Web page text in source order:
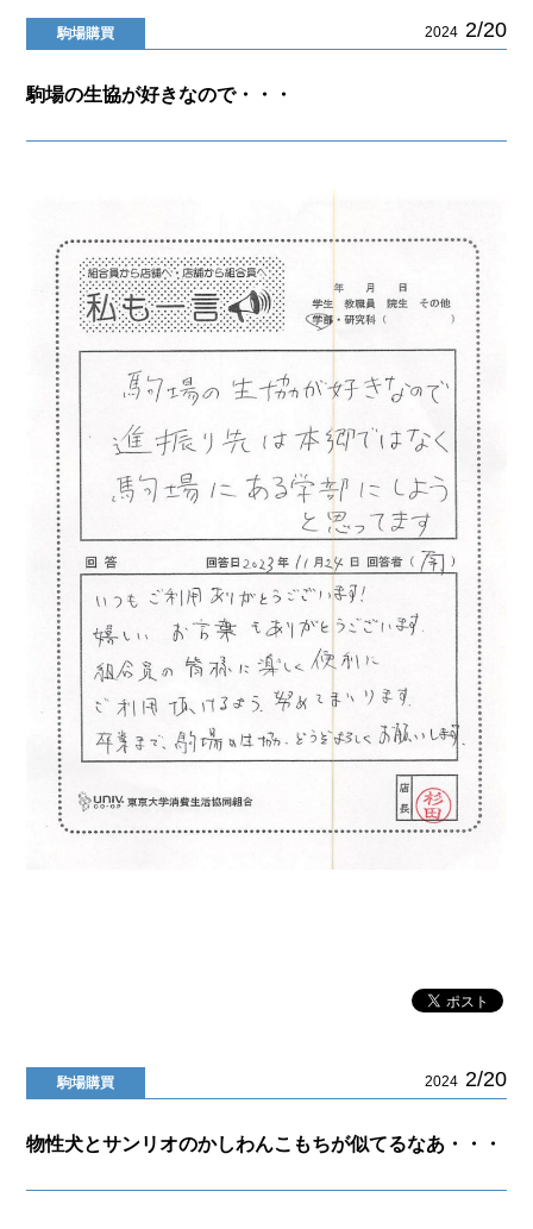
駒場購買 2024 2/20
駒場の生協が好きなので・・・
駒場購買 2024 2/20
物性犬とサンリオのかしわんこもちが似てるなあ・・・